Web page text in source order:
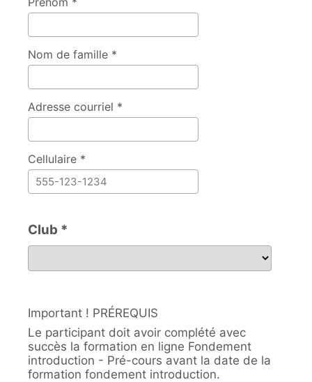
Nom de famille *
Adresse courriel *
Cellulaire *
Club *
Club
Important ! PRÉREQUIS
Le participant doit avoir complété avec
succès la formation en ligne Fondement
introduction - Pré-cours avant la date de la
formation fondement introduction.